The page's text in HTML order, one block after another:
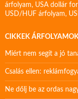
árfolyam, USA dollár
USD/HUF árfolyam,
CIKKEK
Miért nem segít a jó
Csalás ellen:
Ne dőlj be az ordas